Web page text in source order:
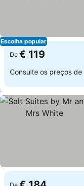
Escolha popular
De € 119
Consulte os preços de
De